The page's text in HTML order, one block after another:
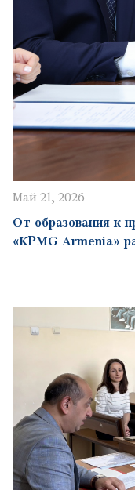
Май 21, 2026
От образования к
«KPMG Armenia»